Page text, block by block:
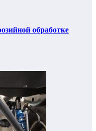
обработке